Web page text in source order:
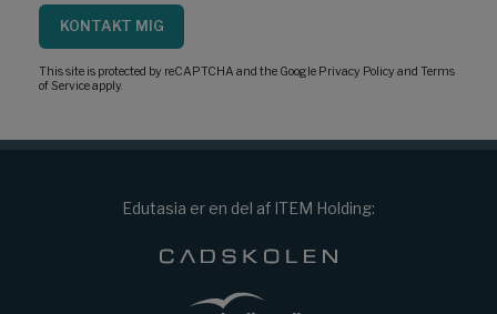
KONTAKT MIG
This site is protected by reCAPTCHA and the Google Privacy Policy and Terms
of Serviceapply.
Edutasia er en del af ITEM Holding: